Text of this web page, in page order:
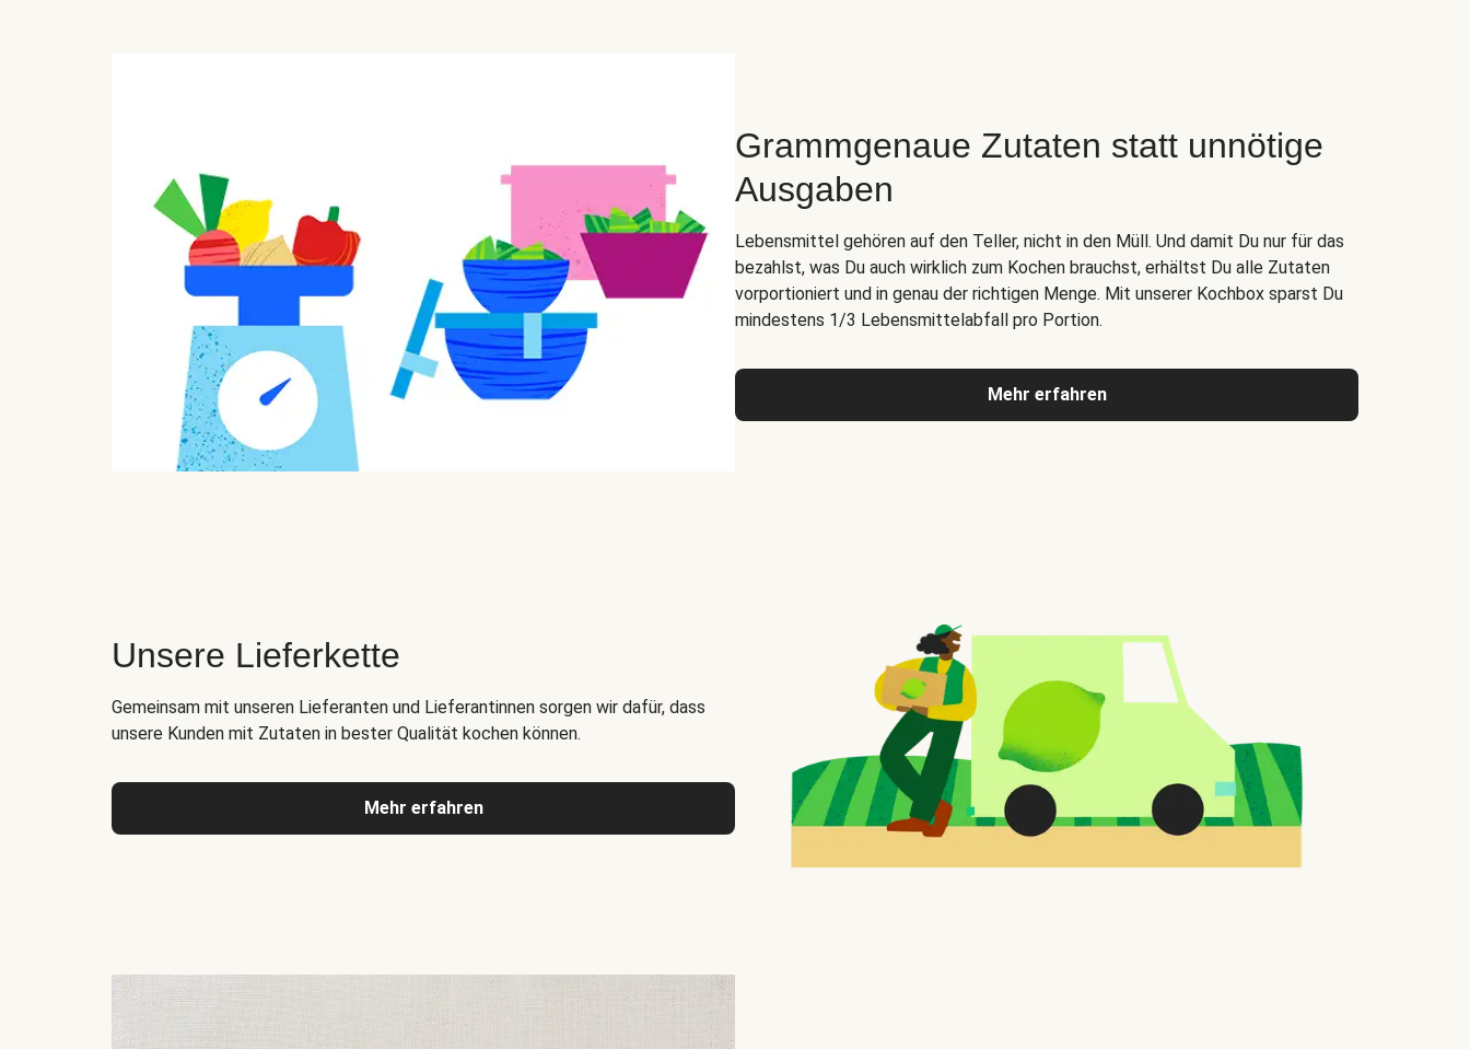
Grammgenaue Zutaten statt unnötige
Ausgaben
Lebensmittel gehören auf den Teller, nicht in den Müll. Und damit Du nur für das
bezahlst, was Du auch wirklich zum Kochen brauchst, erhältst Du alle Zutaten
vorportioniert und in genau der richtigen Menge. Mit unserer Kochbox sparst Du
mindestens 1/3 Lebensmittelabfall pro Portion.
Mehr erfahren
Unsere Lieferkette
Gemeinsam mit unseren Lieferanten und Lieferantinnen sorgen wir dafür, dass
unsere Kunden mit Zutaten in bester Qualität kochen können.
Mehr erfahren